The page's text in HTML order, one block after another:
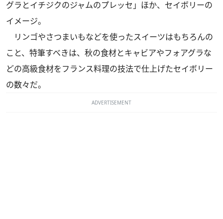
グラとイチジクのジャムのプレッセ」ほか、セイボリーの
イメージ。
リンゴやさつまいもなどを使ったスイーツはもちろんの
こと、特筆すべきは、秋の食材とキャビアやフォアグラな
どの高級食材をフランス料理の技法で仕上げたセイボリー
の数々だ。
ADVERTISEMENT